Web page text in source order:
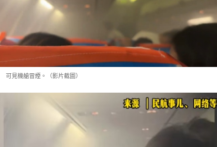
可見機艙冒煙。（影片截圖）